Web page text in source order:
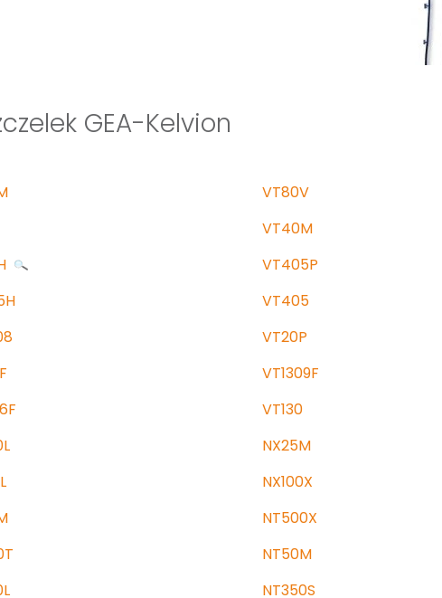
GEA-Kelvion
VT80V
VT40M
VT405P
VT405
VT20P
VT1309F
VT130
NX25M
NX100X
NT500X
NT50M
NT350S